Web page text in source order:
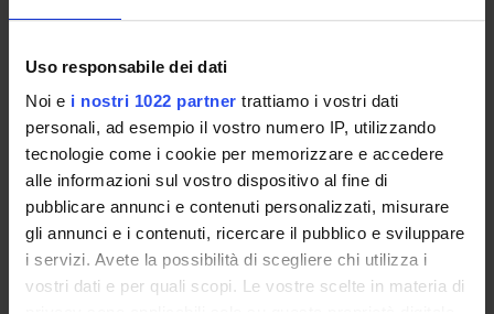
Uso responsabile dei dati
Noi e i nostri 1022 partner trattiamo i vostri dati
personali, ad esempio il vostro numero IP, utilizzando
tecnologie come i cookie per memorizzare e accedere
alle informazioni sul vostro dispositivo al fine di
pubblicare annunci e contenuti personalizzati, misurare
gli annunci e i contenuti, ricercare il pubblico e sviluppare
i servizi. Avete la possibilità di scegliere chi utilizza i
vostri dati e per quali scopi. Le vostre scelte in materia di
membro esterno
RECORDS AND DOCUMENTS
ORGANISATION